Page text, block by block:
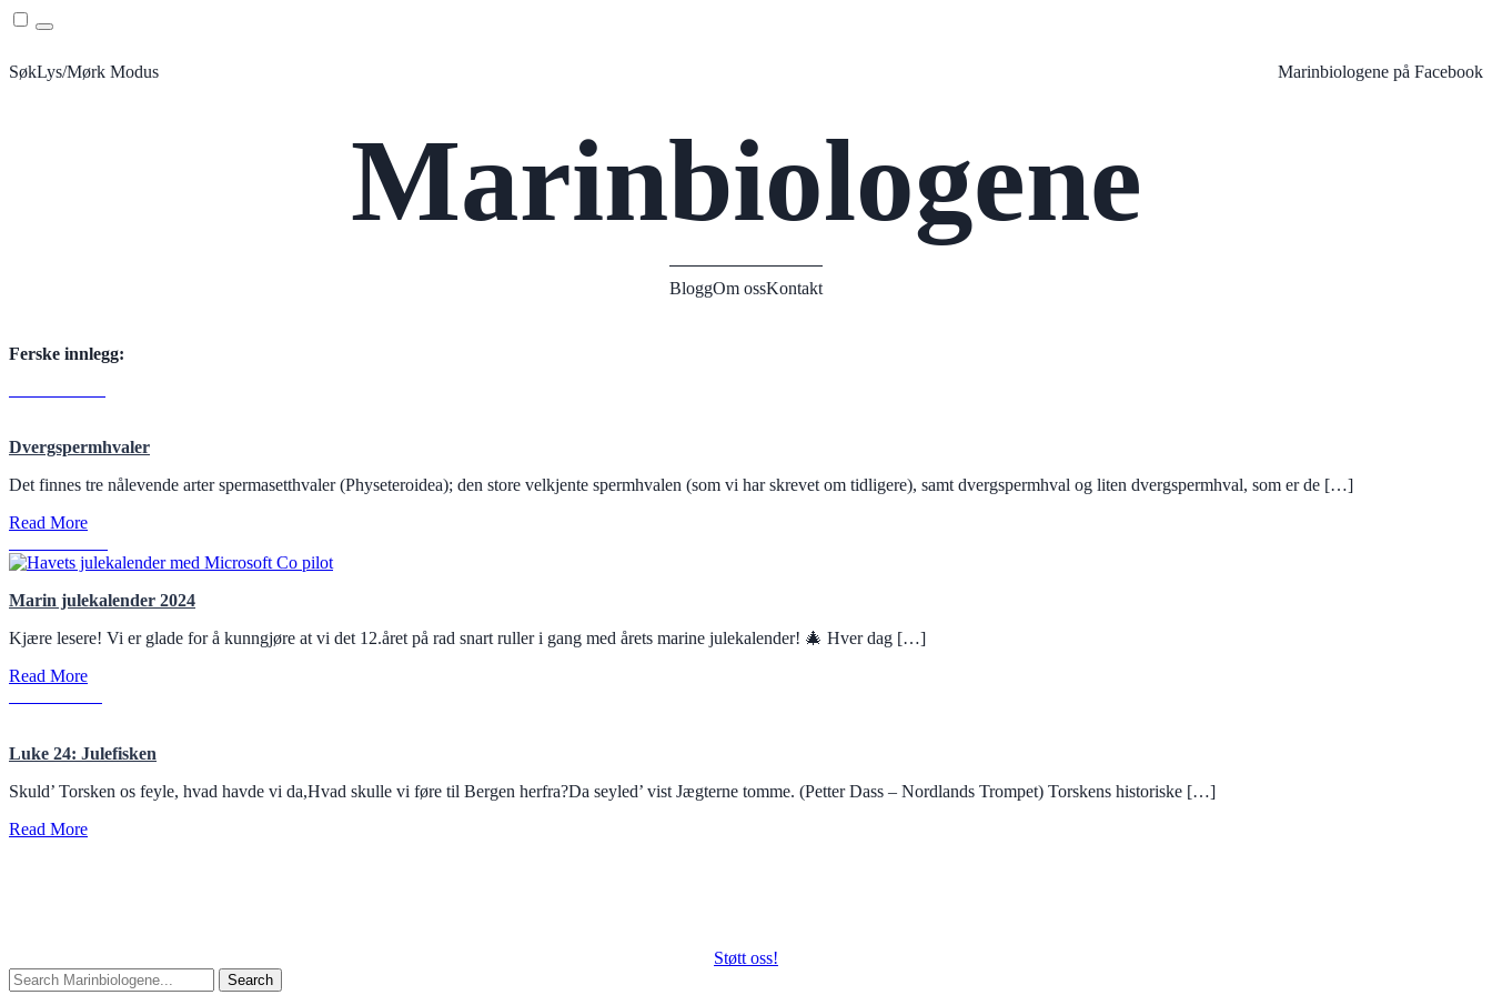
Menu
SøkLys/Mørk Modus Marinbiologene på Facebook
Marinbiologene
BloggOm ossKontakt
Ferske innlegg:
Dvergspermhvaler
Det finnes tre nålevende arter spermasetthvaler (Physeteroidea); den store velkjente spermhvalen (som vi har skrevet om tidligere), samt dvergspermhval og liten dvergspermhval, som er de […]
Read More
Marin julekalender 2024
Kjære lesere! Vi er glade for å kunngjøre at vi det 12.året på rad snart ruller i gang med årets marine julekalender! 🎄 Hver dag […]
Read More
Luke 24: Julefisken
Skuld’ Torsken os feyle, hvad havde vi da,Hvad skulle vi føre til Bergen herfra?Da seyled’ vist Jægterne tomme. (Petter Dass – Nordlands Trompet) Torskens historiske […]
Read More
Støtt oss!
Search